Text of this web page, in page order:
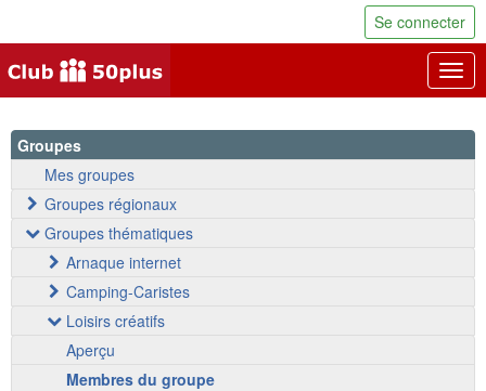
Se connecter
Groupes
Mes groupes
Groupes régionaux
Groupes thématiques
Arnaque internet
Camping-Caristes
Loisirs créatifs
Aperçu
Membres du groupe